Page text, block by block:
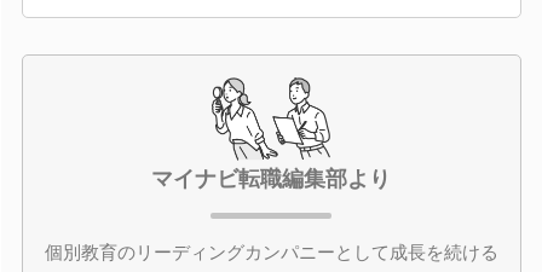
マイナビ転職編集部より
個別教育のリーディングカンパニーとして成長を続ける